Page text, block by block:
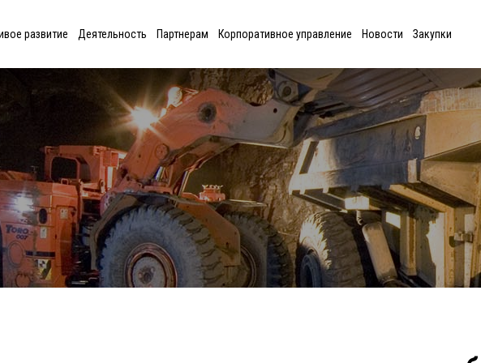
развитие Деятельность Партнерам Корпоративное управление Новости Закупки